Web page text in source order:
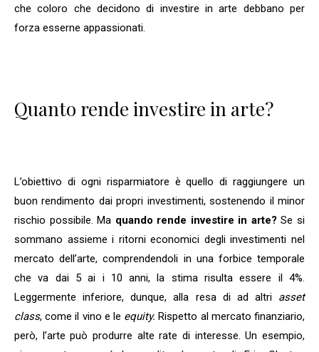
che coloro che decidono di investire in arte debbano per
forza esserne appassionati.
Quanto rende investire in arte?
L’obiettivo di ogni risparmiatore è quello di raggiungere un
buon rendimento dai propri investimenti, sostenendo il minor
rischio possibile. Ma quando rende investire in arte? Se si
sommano assieme i ritorni economici degli investimenti nel
mercato dell’arte, comprendendoli in una forbice temporale
che va dai 5 ai i 10 anni, la stima risulta essere il 4%.
Leggermente inferiore, dunque, alla resa di ad altri asset
class, come il vino e le equity. Rispetto al mercato finanziario,
però, l’arte può produrre alte rate di interesse. Un esempio,